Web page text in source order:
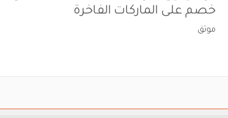
خصم على الماركات الفاخرة
موثق